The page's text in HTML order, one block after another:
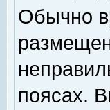
Обычно
поясах.